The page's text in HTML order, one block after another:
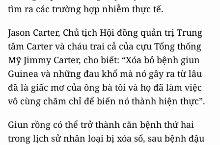
tìm ra các trường hợp nhiễm thực tế.
Jason Carter, Chủ tịch Hội đồng quản trị Trung
tâm Carter và cháu trai cả của cựu Tổng thống
Mỹ Jimmy Carter, cho biết: “Xóa bỏ bệnh giun
Guinea và những đau khổ mà nó gây ra từ lâu
đã là giấc mơ của ông bà tôi và họ đã làm việc
vô cùng chăm chỉ để biến nó thành hiện thực”.
Giun rồng có thể trở thành căn bệnh thứ hai
trong lịch sử nhân loại bị xóa sổ, sau bệnh đậu